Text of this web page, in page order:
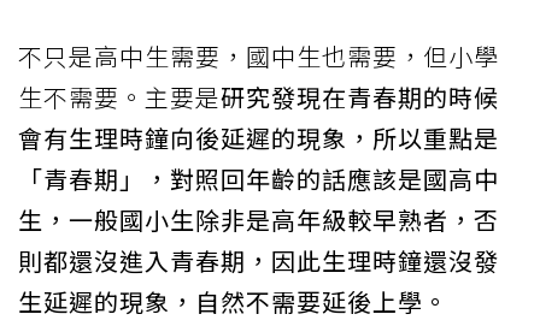
不只是高中生需要，國中生也需要，但小學
生不需要。主要是研究發現在青春期的時候
會有生理時鐘向後延遲的現象，所以重點是
「青春期」，對照回年齡的話應該是國高中
生，一般國小生除非是高年級較早熟者，否
則都還沒進入青春期，因此生理時鐘還沒發
生延遲的現象，自然不需要延後上學。